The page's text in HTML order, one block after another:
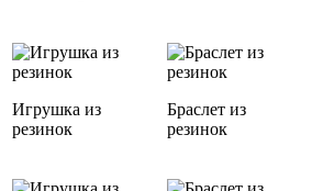
Игрушка из
резинок
Браслет из
резинок